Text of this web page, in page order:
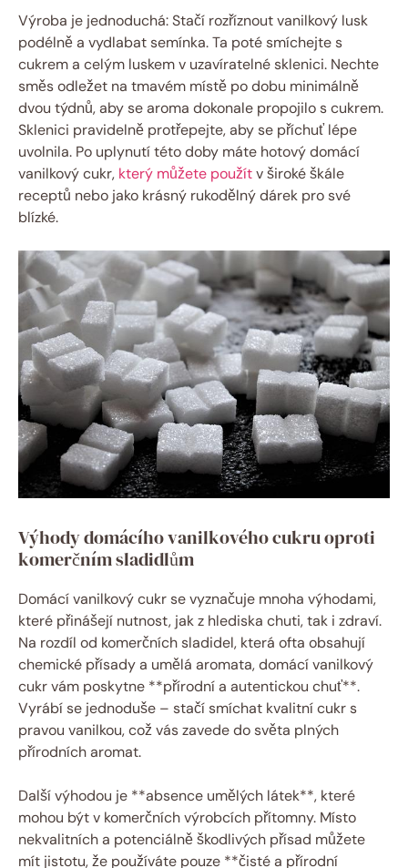
Výroba je jednoduchá: Stačí rozříznout vanilkový lusk
podélně a vydlabat semínka. Ta poté smíchejte s
cukrem a celým luskem v uzavíratelné sklenici. Nechte
směs odležet na tmavém místě po dobu minimálně
dvou týdnů, aby se aroma dokonale propojilo s cukrem.
Sklenici pravidelně protřepejte, aby se příchuť lépe
uvolnila. Po uplynutí této doby máte hotový domácí
vanilkový cukr, který můžete použítv široké škále
receptů nebo jako krásný rukodělný dárek pro své
blízké.
Výhody domácího vanilkového cukru oproti
komerčním sladidlům
Domácí vanilkový cukr se vyznačuje mnoha výhodami,
které přinášejí nutnost, jak z hlediska chuti, tak i zdraví.
Na rozdíl od komerčních sladidel, která ofta obsahují
chemické přísady a umělá aromata, domácí vanilkový
cukr vám poskytne **přírodní a autentickou chuť**.
Vyrábí se jednoduše – stačí smíchat kvalitní cukr s
pravou vanilkou, což vás zavede do světa plných
přírodních aromat.
Další výhodou je **absence umělých látek**, které
mohou být v komerčních výrobcích přítomny. Místo
nekvalitních a potenciálně škodlivých přísad můžete
mít jistotu, že používáte pouze **čisté a přírodní